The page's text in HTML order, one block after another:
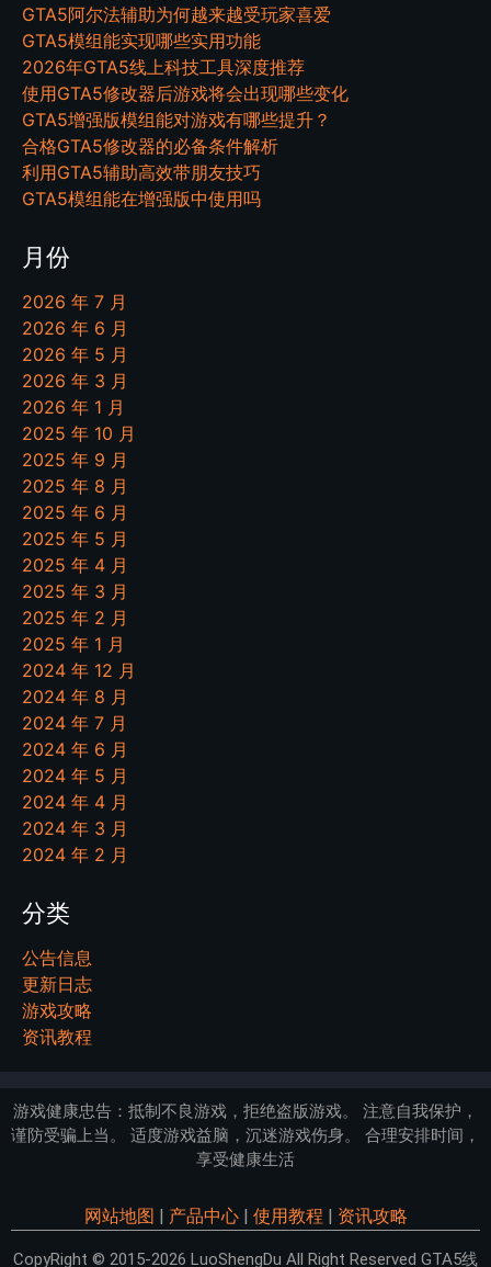
GTA5阿尔法辅助为何越来越受玩家喜爱
GTA5模组能实现哪些实用功能
2026年GTA5线上科技工具深度推荐
使用GTA5修改器后游戏将会出现哪些变化
GTA5增强版模组能对游戏有哪些提升？
合格GTA5修改器的必备条件解析
利用GTA5辅助高效带朋友技巧
GTA5模组能在增强版中使用吗
月份
2026 年 7 月
2026 年 6 月
2026 年 5 月
2026 年 3 月
2026 年 1 月
2025 年 10 月
2025 年 9 月
2025 年 8 月
2025 年 6 月
2025 年 5 月
2025 年 4 月
2025 年 3 月
2025 年 2 月
2025 年 1 月
2024 年 12 月
2024 年 8 月
2024 年 7 月
2024 年 6 月
2024 年 5 月
2024 年 4 月
2024 年 3 月
2024 年 2 月
分类
公告信息
更新日志
游戏攻略
资讯教程
游戏健康忠告：抵制不良游戏，拒绝盗版游戏。 注意自我保护，
谨防受骗上当。 适度游戏益脑，沉迷游戏伤身。 合理安排时间，
享受健康生活
网站地图 | 产品中心| 使用教程 | 资讯攻略
CopyRight © 2015-2026 LuoShengDu All Right Reserved GTA5线